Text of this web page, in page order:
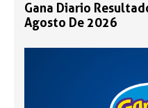
Gana Diario
Agosto De 2026